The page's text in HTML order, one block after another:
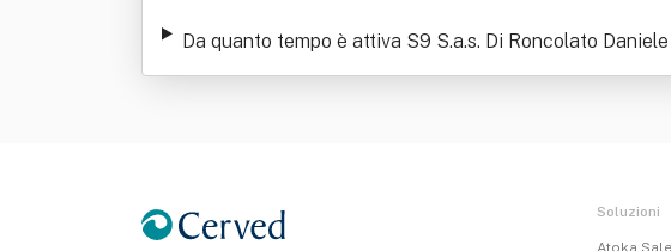
Da quanto tempo è attiva S9 S.a.s. Di Roncolato Daniele
Soluzioni
Atoka